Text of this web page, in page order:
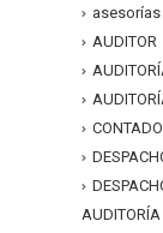
AUDITOR
AUDITORÍA